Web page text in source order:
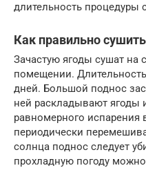
длительность процедуры
Как правильно
Зачастую ягоды сушат на
помещении.
дней. Большой поднос
ней раскладывают ягоды
равномерного испарения
периодически
солнца поднос следует
прохладную погоду